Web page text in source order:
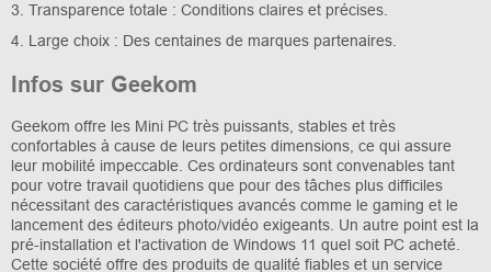
3. Transparence totale : Conditions claires et précises.
4. Large choix : Des centaines de marques partenaires.
Infos sur Geekom
Geekom offre les Mini PC très puissants, stables et très
confortables à cause de leurs petites dimensions, ce qui assure
leur mobilité impeccable. Ces ordinateurs sont convenables tant
pour votre travail quotidiens que pour des tâches plus difficiles
nécessitant des caractéristiques avancés comme le gaming et le
lancement des éditeurs photo/vidéo exigeants. Un autre point est la
pré-installation et l'activation de Windows 11 quel soit PC acheté.
Cette société offre des produits de qualité fiables et un service